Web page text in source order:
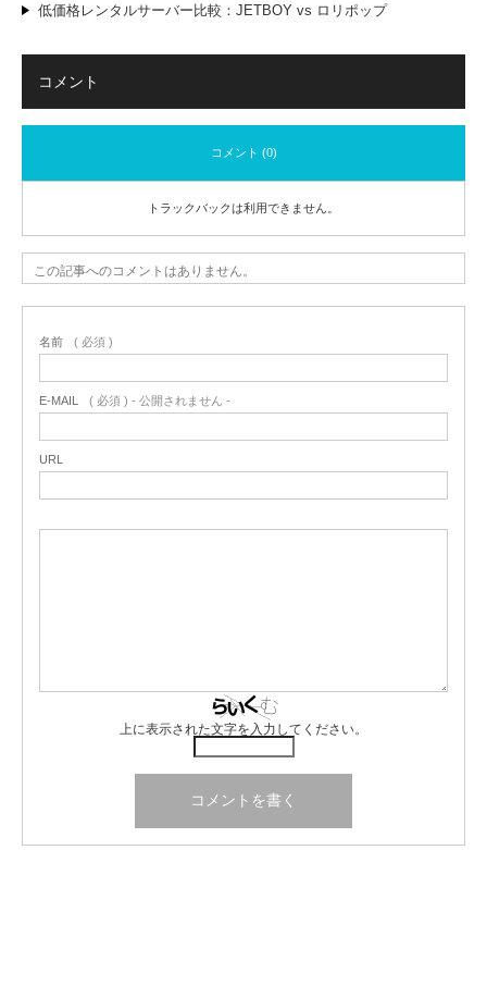
低価格レンタルサーバー比較：JETBOY vs ロリポップ
コメント
コメント (0)
トラックバックは利用できません。
この記事へのコメントはありません。
名前 ( 必須 )
E-MAIL ( 必須 ) - 公開されません -
URL
上に表示された文字を入力してください。